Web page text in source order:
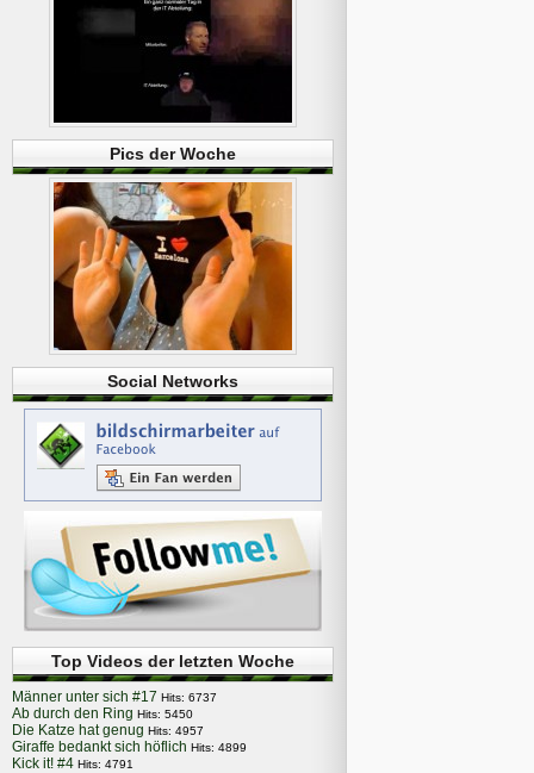
Pics der Woche
Social Networks
Top Videos der letzten Woche
Männer unter sich #17 Hits: 6737
Ab durch den Ring Hits: 5450
Die Katze hat genug Hits: 4957
Giraffe bedankt sich höflich Hits: 4899
Kick it! #4 Hits: 4791